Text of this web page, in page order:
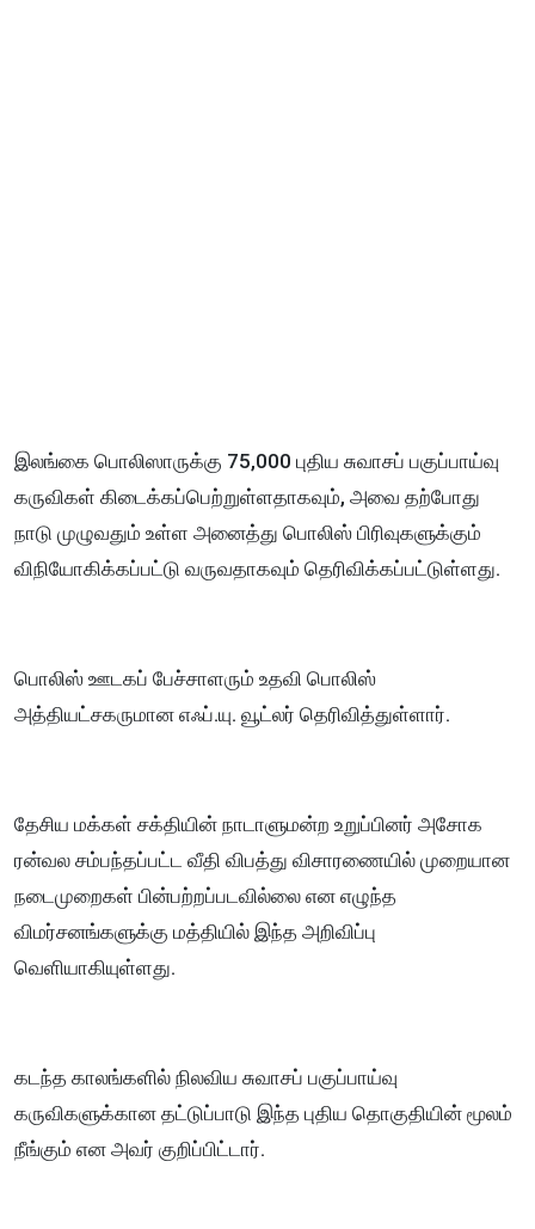
இலங்கை பொலிஸாருக்கு 75,000 புதிய சுவாசப் பகுப்பாய்வு
கருவிகள் கிடைக்கப்பெற்றுள்ளதாகவும், அவை தற்போது
நாடு முழுவதும் உள்ள அனைத்து பொலிஸ் பிரிவுகளுக்கும்
விநியோகிக்கப்பட்டு வருவதாகவும் தெரிவிக்கப்பட்டுள்ளது.
பொலிஸ் ஊடகப் பேச்சாளரும் உதவி பொலிஸ்
அத்தியட்சகருமான எஃப்.யு. வூட்லர் தெரிவித்துள்ளார்.
தேசிய மக்கள் சக்தியின் நாடாளுமன்ற உறுப்பினர் அசோக
ரன்வல சம்பந்தப்பட்ட வீதி விபத்து விசாரணையில் முறையான
நடைமுறைகள் பின்பற்றப்படவில்லை என எழுந்த
விமர்சனங்களுக்கு மத்தியில் இந்த அறிவிப்பு
வெளியாகியுள்ளது.
கடந்த காலங்களில் நிலவிய சுவாசப் பகுப்பாய்வு
கருவிகளுக்கான தட்டுப்பாடு இந்த புதிய தொகுதியின் மூலம்
நீங்கும் என அவர் குறிப்பிட்டார்.